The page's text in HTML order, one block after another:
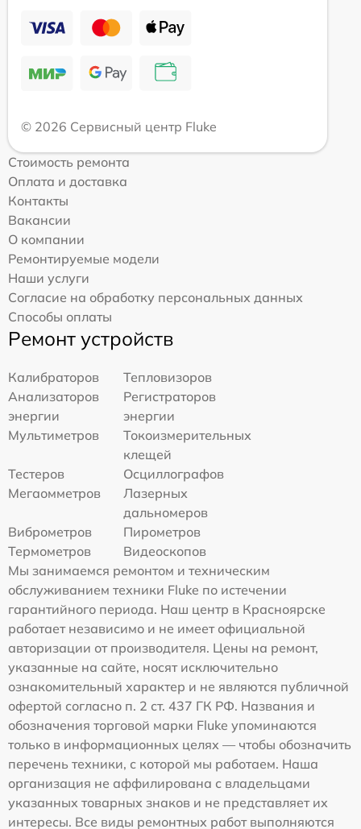
© 2026 Сервисный центр Fluke
Стоимость ремонта
Оплата и доставка
Контакты
Вакансии
О компании
Ремонтируемые модели
Наши услуги
Согласие на обработку персональных данных
Способы оплаты
Ремонт устройств
Калибраторов
Тепловизоров
Анализаторов
энергии
Регистраторов
энергии
Мультиметров
Токоизмерительных
клещей
Тестеров
Осциллографов
Мегаомметров
Лазерных
дальномеров
Виброметров
Пирометров
Термометров
Видеоскопов
Мы занимаемся ремонтом и техническим
обслуживанием техники Fluke по истечении
гарантийного периода. Наш центр в Красноярске
работает независимо и не имеет официальной
авторизации от производителя. Цены на ремонт,
указанные на сайте, носят исключительно
ознакомительный характер и не являются публичной
офертой согласно п. 2 ст. 437 ГК РФ. Названия и
обозначения торговой марки Fluke упоминаются
только в информационных целях — чтобы обозначить
перечень техники, с которой мы работаем. Наша
организация не аффилирована с владельцами
указанных товарных знаков и не представляет их
интересы. Все виды ремонтных работ выполняются